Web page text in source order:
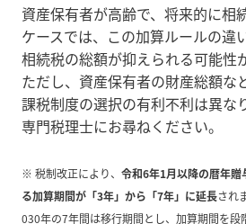
資産保有者が高齢で、将来的に相
ケースでは、この加算ルールの違
相続税の総額が抑えられる可能性
ただし、資産保有者の財産総額な
課税制度の選択の有利不利は異な
専門税理士にお尋ねください。
※ 税制改正により、 令和6年1月以降の暦年
る加算期間が「3年」から「7年」に延長され
030年の7年間は移行期間とし、加算期間を段